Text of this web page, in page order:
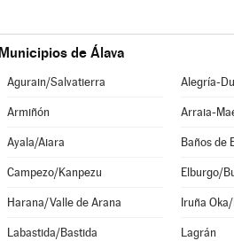
Municipios de Álava
Agurain/Salvatierra Alegría-
Armiñón Arraia-
Ayala/Aiara Baños de
Campezo/Kanpezu Elburgo/
Harana/Valle de Arana Iruña
Labastida/Bastida Lagrán